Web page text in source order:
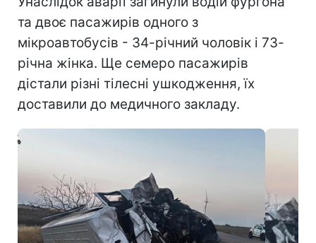
та двоє пасажирів одного з
мікроавтобусів - 34-річний чоловік і 73-
річна жінка. Ще семеро пасажирів
дістали різні тілесні ушкодження, їх
доставили до медичного закладу.